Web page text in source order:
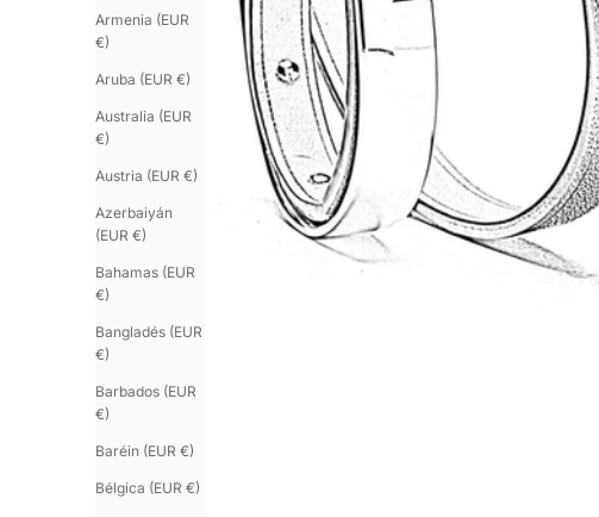
Armenia (EUR
€)
Aruba (EUR €)
Australia (EUR
€)
Austria (EUR €)
Azerbaiyán
(EUR €)
Bahamas (EUR
€)
Bangladés (EUR
€)
Barbados (EUR
€)
Baréin (EUR €)
Bélgica (EUR €)